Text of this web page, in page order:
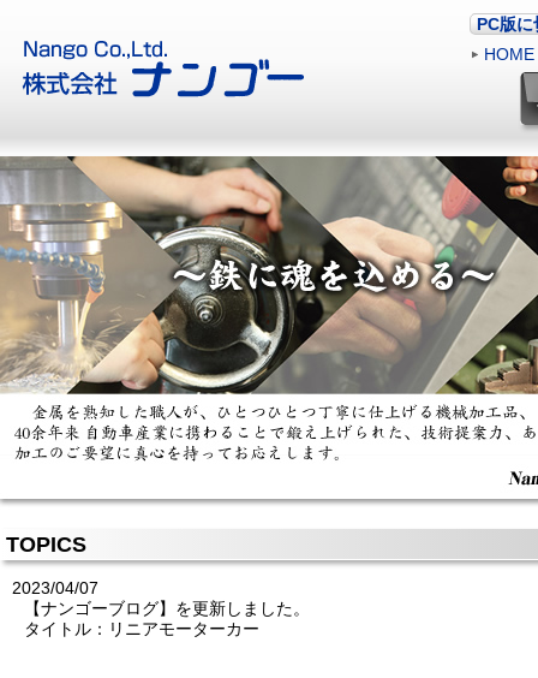
PC版に
HOME
TOPICS
2023/04/07
【ナンゴーブログ】を更新しました。
タイトル：リニアモーターカー